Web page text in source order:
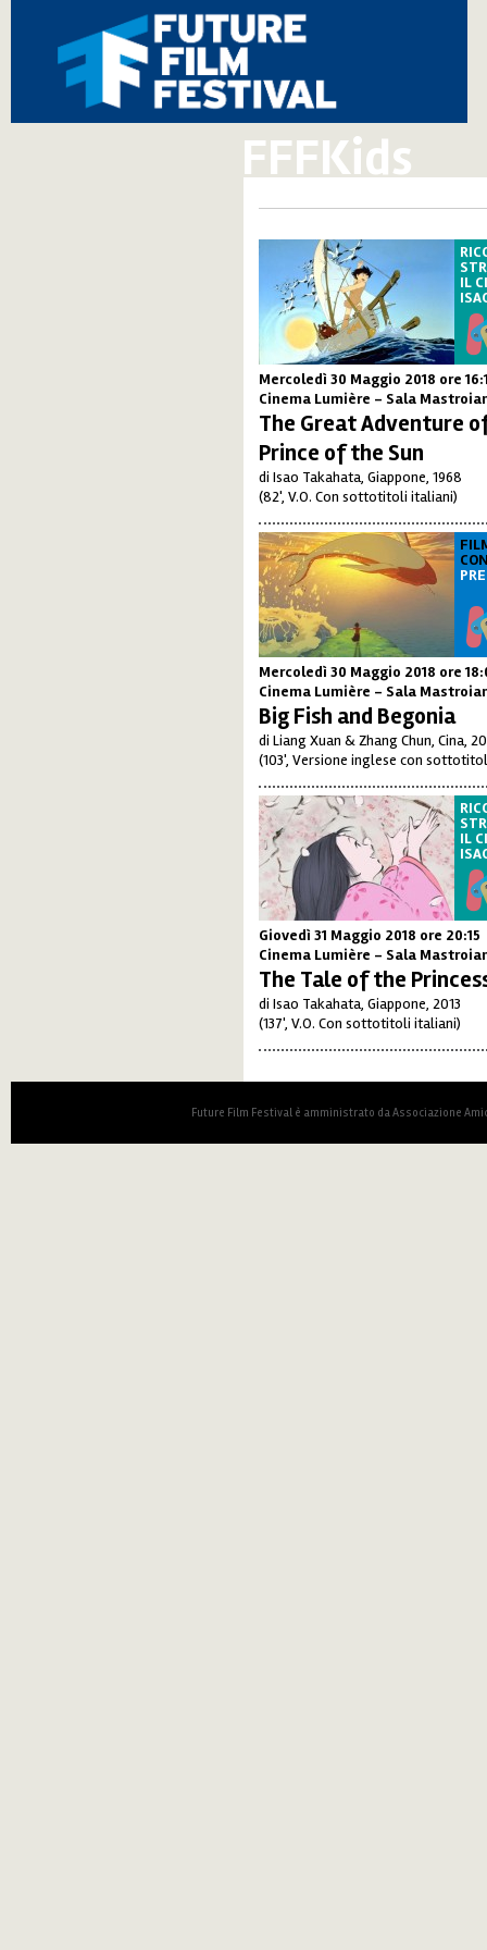
FFFKids
IL
Mercoledì 30 Maggio 2018 ore
Cinema Lumière - Sala
The Great Adventure
Prince of the Sun
di Isao Takahata, Giappone, 1968
(82', V.O. Con sottotitoli italiani)
Mercoledì 30 Maggio 2018 ore
Cinema Lumière - Sala
Big Fish and Begonia
di Liang Xuan & Zhang Chun, Cina,
(103', Versione inglese con
IL
Giovedì 31 Maggio 2018 ore 20:15
Cinema Lumière - Sala
The Tale of the
di Isao Takahata, Giappone, 2013
(137', V.O. Con sottotitoli italiani)
Future Film Festival è amministrato da Associazione